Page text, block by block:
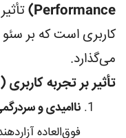
Performance)
کاربری است که بر
می‌گذارد.
تأثیر بر تجربه کاربری (UX):
ناامیدی و
فوق‌العاده